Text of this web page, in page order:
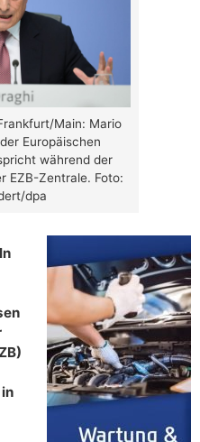
Main: Mario
Europäischen
während der
EZB-Zentrale. Foto:
dpa